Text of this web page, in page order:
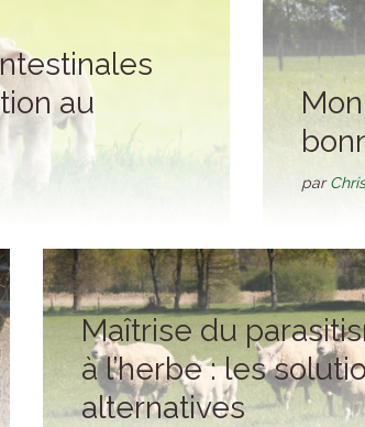
au
par
Maîtrise du
à l’herbe : les
alternatives